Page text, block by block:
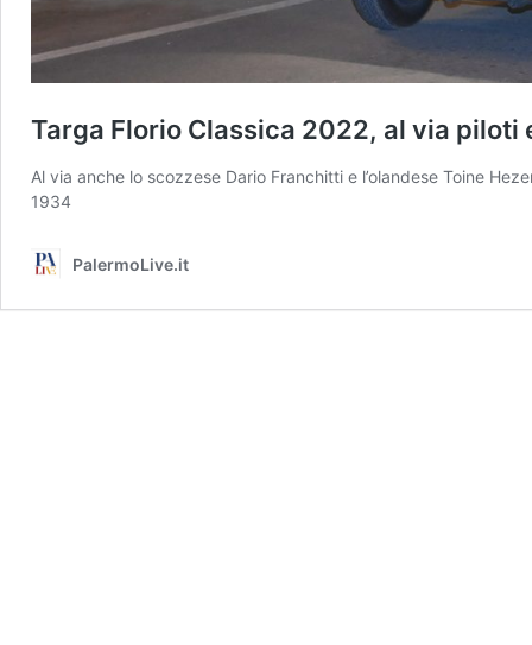
Targa Florio Classica 2022, al via piloti
Al via anche lo scozzese Dario Franchitti e l’olandese Toine
1934
PalermoLive.it